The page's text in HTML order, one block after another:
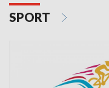
SPORT